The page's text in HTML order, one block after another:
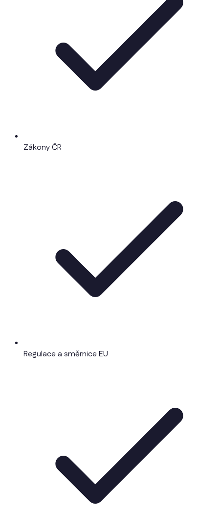
Zákony ČR
Regulace a směrnice EU